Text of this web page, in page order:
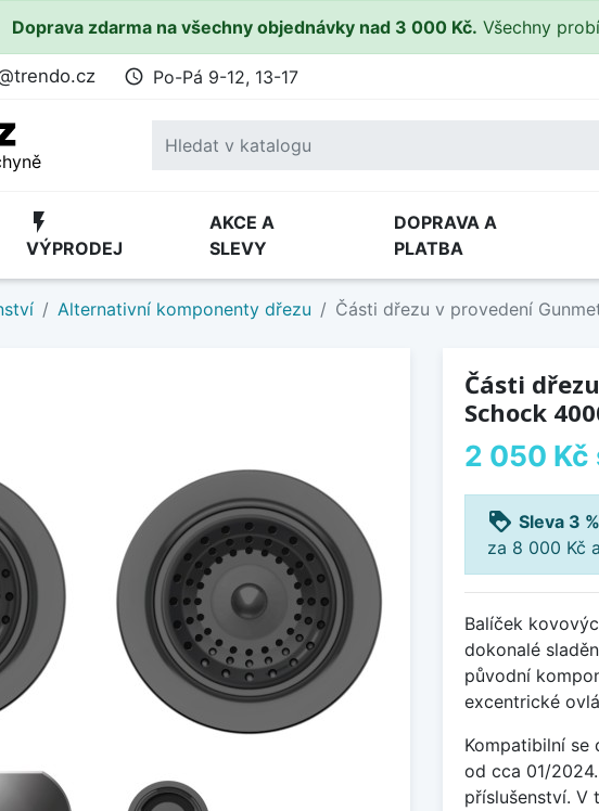
Doprava zdarma na všechny objednávky nad 3 000 Kč. Všechny
access_time Po-Pá 9-12, 13-17
flash_on
VÝPRODEJ
AKCE A
SLEVY
DOPRAVA A
PLATBA
Alternativní komponenty dřezu Části dřezu v provedení
Části
Schock
2 050 Kč
loyalty Sleva 3
za 8 000 Kč
Balíček
dokonalé
původní
excentrické
Kompatibilní se
od cca 01/
příslušenství. V